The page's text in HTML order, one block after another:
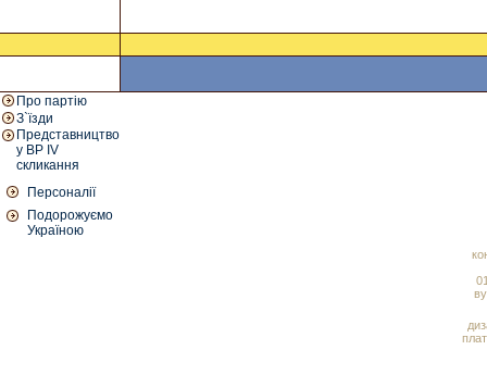
Про партію
З`їзди
Представництво
у ВР IV
скликання
Персоналії
Подорожуємо
Україною